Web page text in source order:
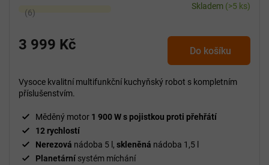
Průměrné
produktu
z
5
Skladem (>5 ks)
3 999 Kč Do košíku
Vysoce kvalitní multifunkční kuchyňský robot s kompletním
příslušenstvím.
Měděný motor 1 900 W s pojistkou proti přehřátí
12 rychlostí
Nerezová nádoba 5 l, skleněná nádoba 1,5 l
Planetární systém míchání